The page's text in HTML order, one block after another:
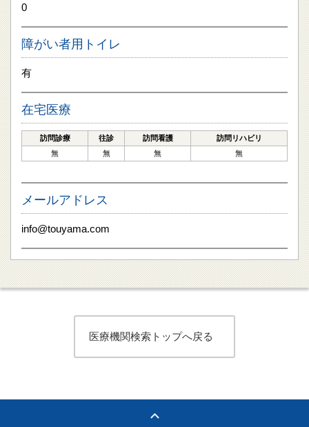
0
障がい者用トイレ
有
在宅医療
訪問診療 往診 訪問看護
訪問リハビリ
無
無 無 無
メールアドレス
info@touyama.com
医療機関検索トップへ戻る